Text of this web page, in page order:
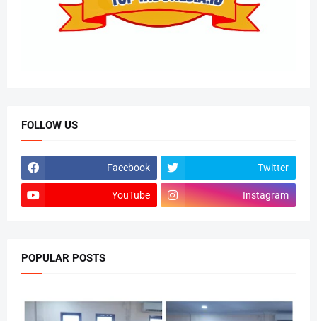
FOLLOW US
Facebook Twitter
YouTube Instagram
POPULAR POSTS